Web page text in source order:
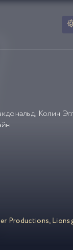
, Колин
Productions,